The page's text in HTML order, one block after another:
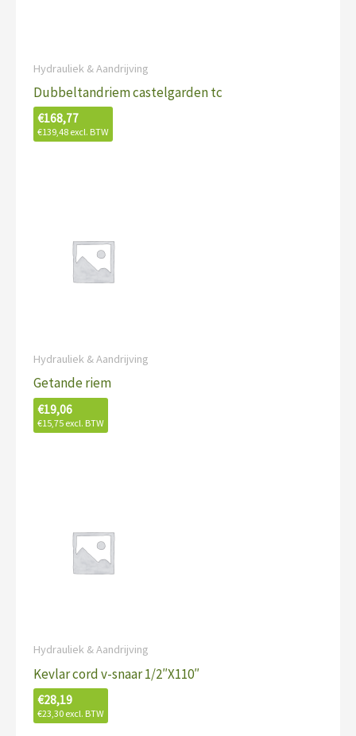
Hydrauliek & Aandrijving
Dubbeltandriem castelgarden tc
€168,77
€139,48 excl. BTW
Hydrauliek & Aandrijving
Getande riem
€19,06
€15,75 excl. BTW
Hydrauliek & Aandrijving
Kevlar cord v-snaar 1/2″X110″
€28,19
€23,30 excl. BTW